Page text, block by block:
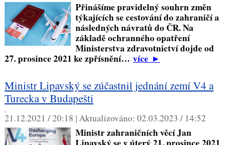
Přinášíme pravidelný souhrn změn
týkajících se cestování do zahraničí a
následných návratů do ČR. Na
základě ochranného opatření
Ministerstva zdravotnictví dojde od
27. prosince 2021 ke zpřísnění… více►
Ministr Lipavský se zúčastnil jednání zemí V4 a
Turecka v Budapešti
21.12.2021 / 20:18 | Aktualizováno: 02.03.2023 / 14:52
Ministr zahraničních věcí Jan